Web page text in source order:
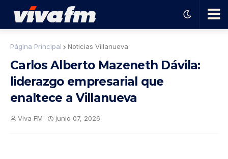
Ha
Página Principal Noticias Villanueva
Carlos Alberto Mazeneth Dávila:
liderazgo empresarial que
enaltece a Villanueva
Viva FM junio 07, 2026